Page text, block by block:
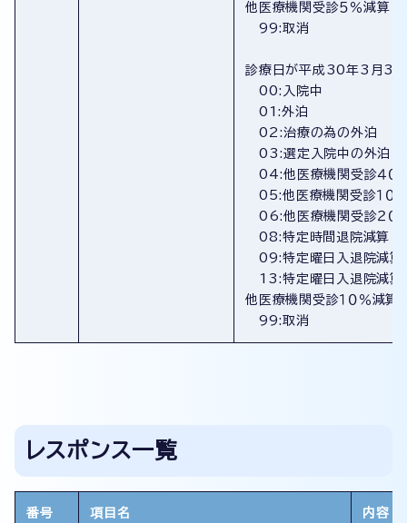
他医療機関受診５％減算
99:取消
診療日が平成30年3月31
00:入院中
01:外泊
02:治療の為の外泊
03:選定入院中の外泊
04:他医療機関受診４０
05:他医療機関受診１０
06:他医療機関受診２０
08:特定時間退院減算
09:特定曜日入退院減算
13:特定曜日入退院減算
他医療機関受診１０％減算
99:取消
レスポンス一覧
番号 項目名 内容